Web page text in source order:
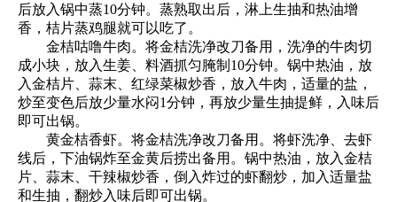
后放入锅中蒸10分钟。蒸熟取出后，淋上生抽和热油增
香，桔片蒸鸡腿就可以吃了。
金桔咕噜牛肉。将金桔洗净改刀备用，洗净的牛肉切
成小块，放入生姜、料酒抓匀腌制10分钟。锅中热油，放
入金桔片、蒜末、红绿菜椒炒香，放入牛肉，适量的盐，
炒至变色后放少量水闷1分钟，再放少量生抽提鲜，入味后
即可出锅。
黄金桔香虾。将金桔洗净改刀备用。将虾洗净、去虾
线后，下油锅炸至金黄后捞出备用。锅中热油，放入金桔
片、蒜末、干辣椒炒香，倒入炸过的虾翻炒，加入适量盐
和生抽，翻炒入味后即可出锅。